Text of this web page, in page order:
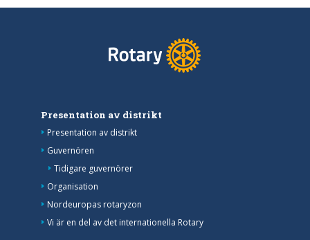
Presentation av distrikt
Presentation av distrikt
Guvernören
Tidigare guvernörer
Organisation
Nordeuropas rotaryzon
Vi är en del av det internationella Rotary